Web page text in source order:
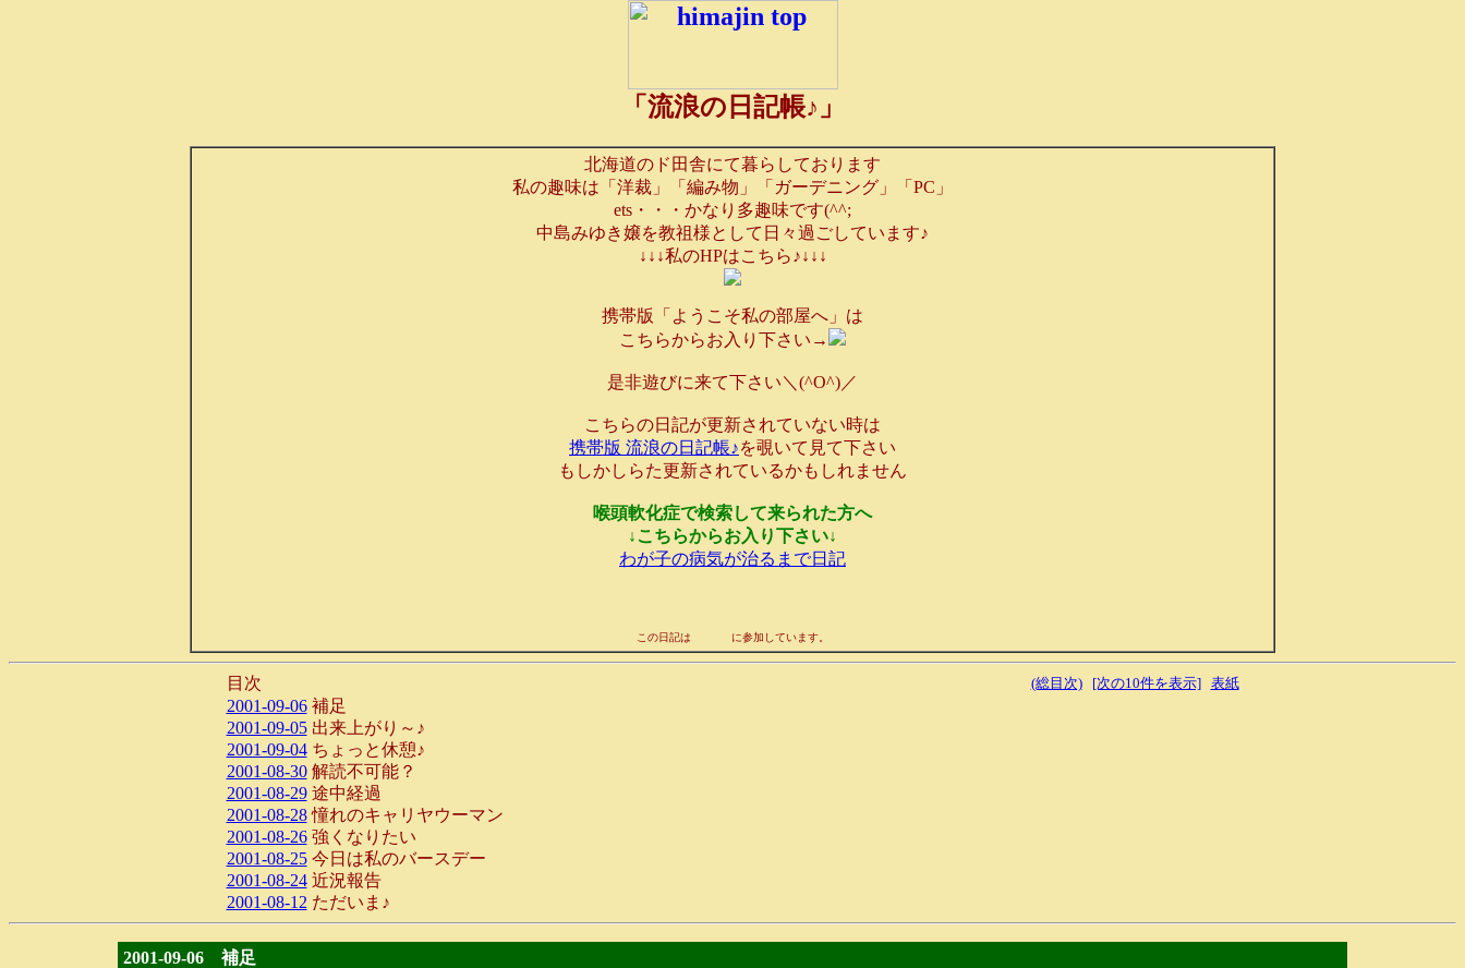
「流浪の日記帳♪」
北海道のド田舎にて暮らしております
私の趣味は「洋裁」「編み物」「ガーデニング」「PC」
ets・・・かなり多趣味です(^^;
中島みゆき嬢を教祖様として日々過ごしています♪
↓↓↓私のHPはこちら♪↓↓↓
携帯版「ようこそ私の部屋へ」は
こちらからお入り下さい→
是非遊びに来て下さい＼(^O^)／
こちらの日記が更新されていない時は
携帯版 流浪の日記帳♪を覗いて見て下さい
もしかしらた更新されているかもしれません
喉頭軟化症で検索して来られた方へ
↓こちらからお入り下さい↓
わが子の病気が治るまで日記
この日記は に参加しています。
目次 (総目次) [次の10件を表示] 表紙
2001-09-06補足
2001-09-05出来上がり～♪
2001-09-04ちょっと休憩♪
2001-08-30解読不可能？
2001-08-29途中経過
2001-08-28憧れのキャリヤウーマン
2001-08-26強くなりたい
2001-08-25今日は私のバースデー
2001-08-24近況報告
2001-08-12 ただいま♪
2001-09-06 補足